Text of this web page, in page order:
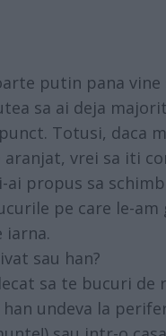
putin pana vine
sa ai deja
Totusi, daca
vrei sa iti
propus sa
pe care le-
iarna.
sau han?
sa te bucuri de
undeva la